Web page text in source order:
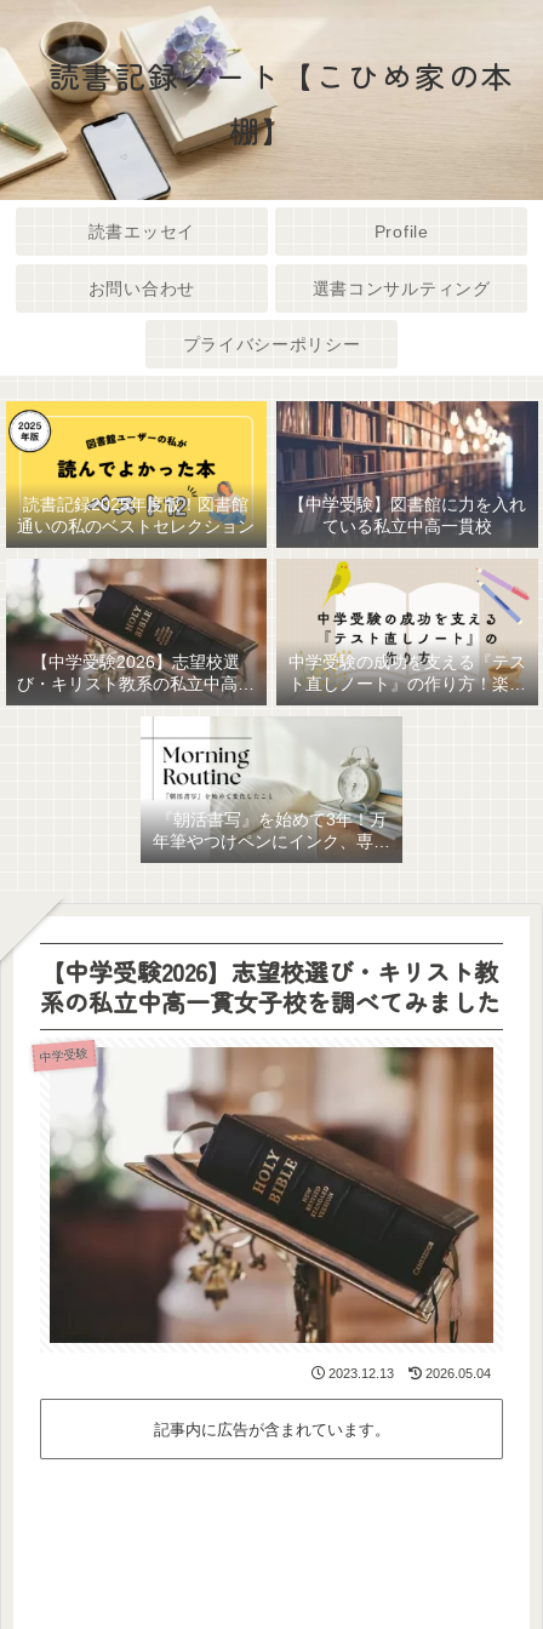
読書記録ノート【こひめ家の本
棚】
読書エッセイ Profile
お問い合わせ 選書コンサルティング
プライバシーポリシー
読書記録2025年度版！図書館
通いの私のベストセレクション
【中学受験】図書館に力を入れ
ている私立中高一貫校
【中学受験2026】志望校選
び・キリスト教系の私立中高一
貫女子校を調べてみました
中学受験の成功を支える『テス
ト直しノート』の作り方！楽に
作るための最強おすすめ文房具
『朝活書写』を始めて3年！万
年筆やつけペンにインク、専用
ノート、毎日が充実していま
【中学受験2026】志望校選び・キリスト教
系の私立中高一貫女子校を調べてみました
中学受験
2023.12.13 2026.05.04
記事内に広告が含まれています。